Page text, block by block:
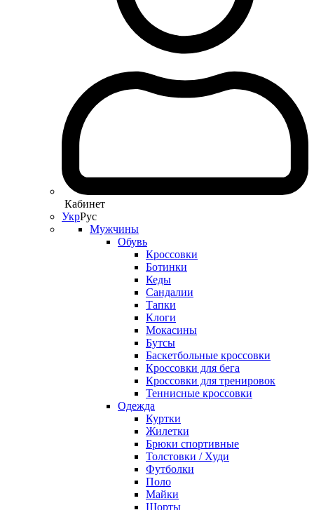
Кабинет
УкрРус
Мужчины
Обувь
Кроссовки
Ботинки
Кеды
Сандалии
Тапки
Клоги
Мокасины
Бутсы
Баскетбольные кроссовки
Кроссовки для бега
Кроссовки для тренировок
Теннисные кроссовки
Одежда
Куртки
Жилетки
Брюки спортивные
Толстовки / Худи
Футболки
Поло
Майки
Шорты